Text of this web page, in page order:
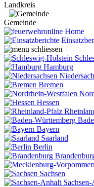
Landkreis
Gemeinde
Home
Hamburg
Bremen
Hessen
Bayern
Saarland
Berlin
Sachsen